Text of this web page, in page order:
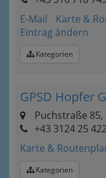
E-Mail
Karte &
Eintrag ändern
Kategorien
GPSD Hopfer
Puchstraße 85,
+43 3124 25
Karte &
Kategorien